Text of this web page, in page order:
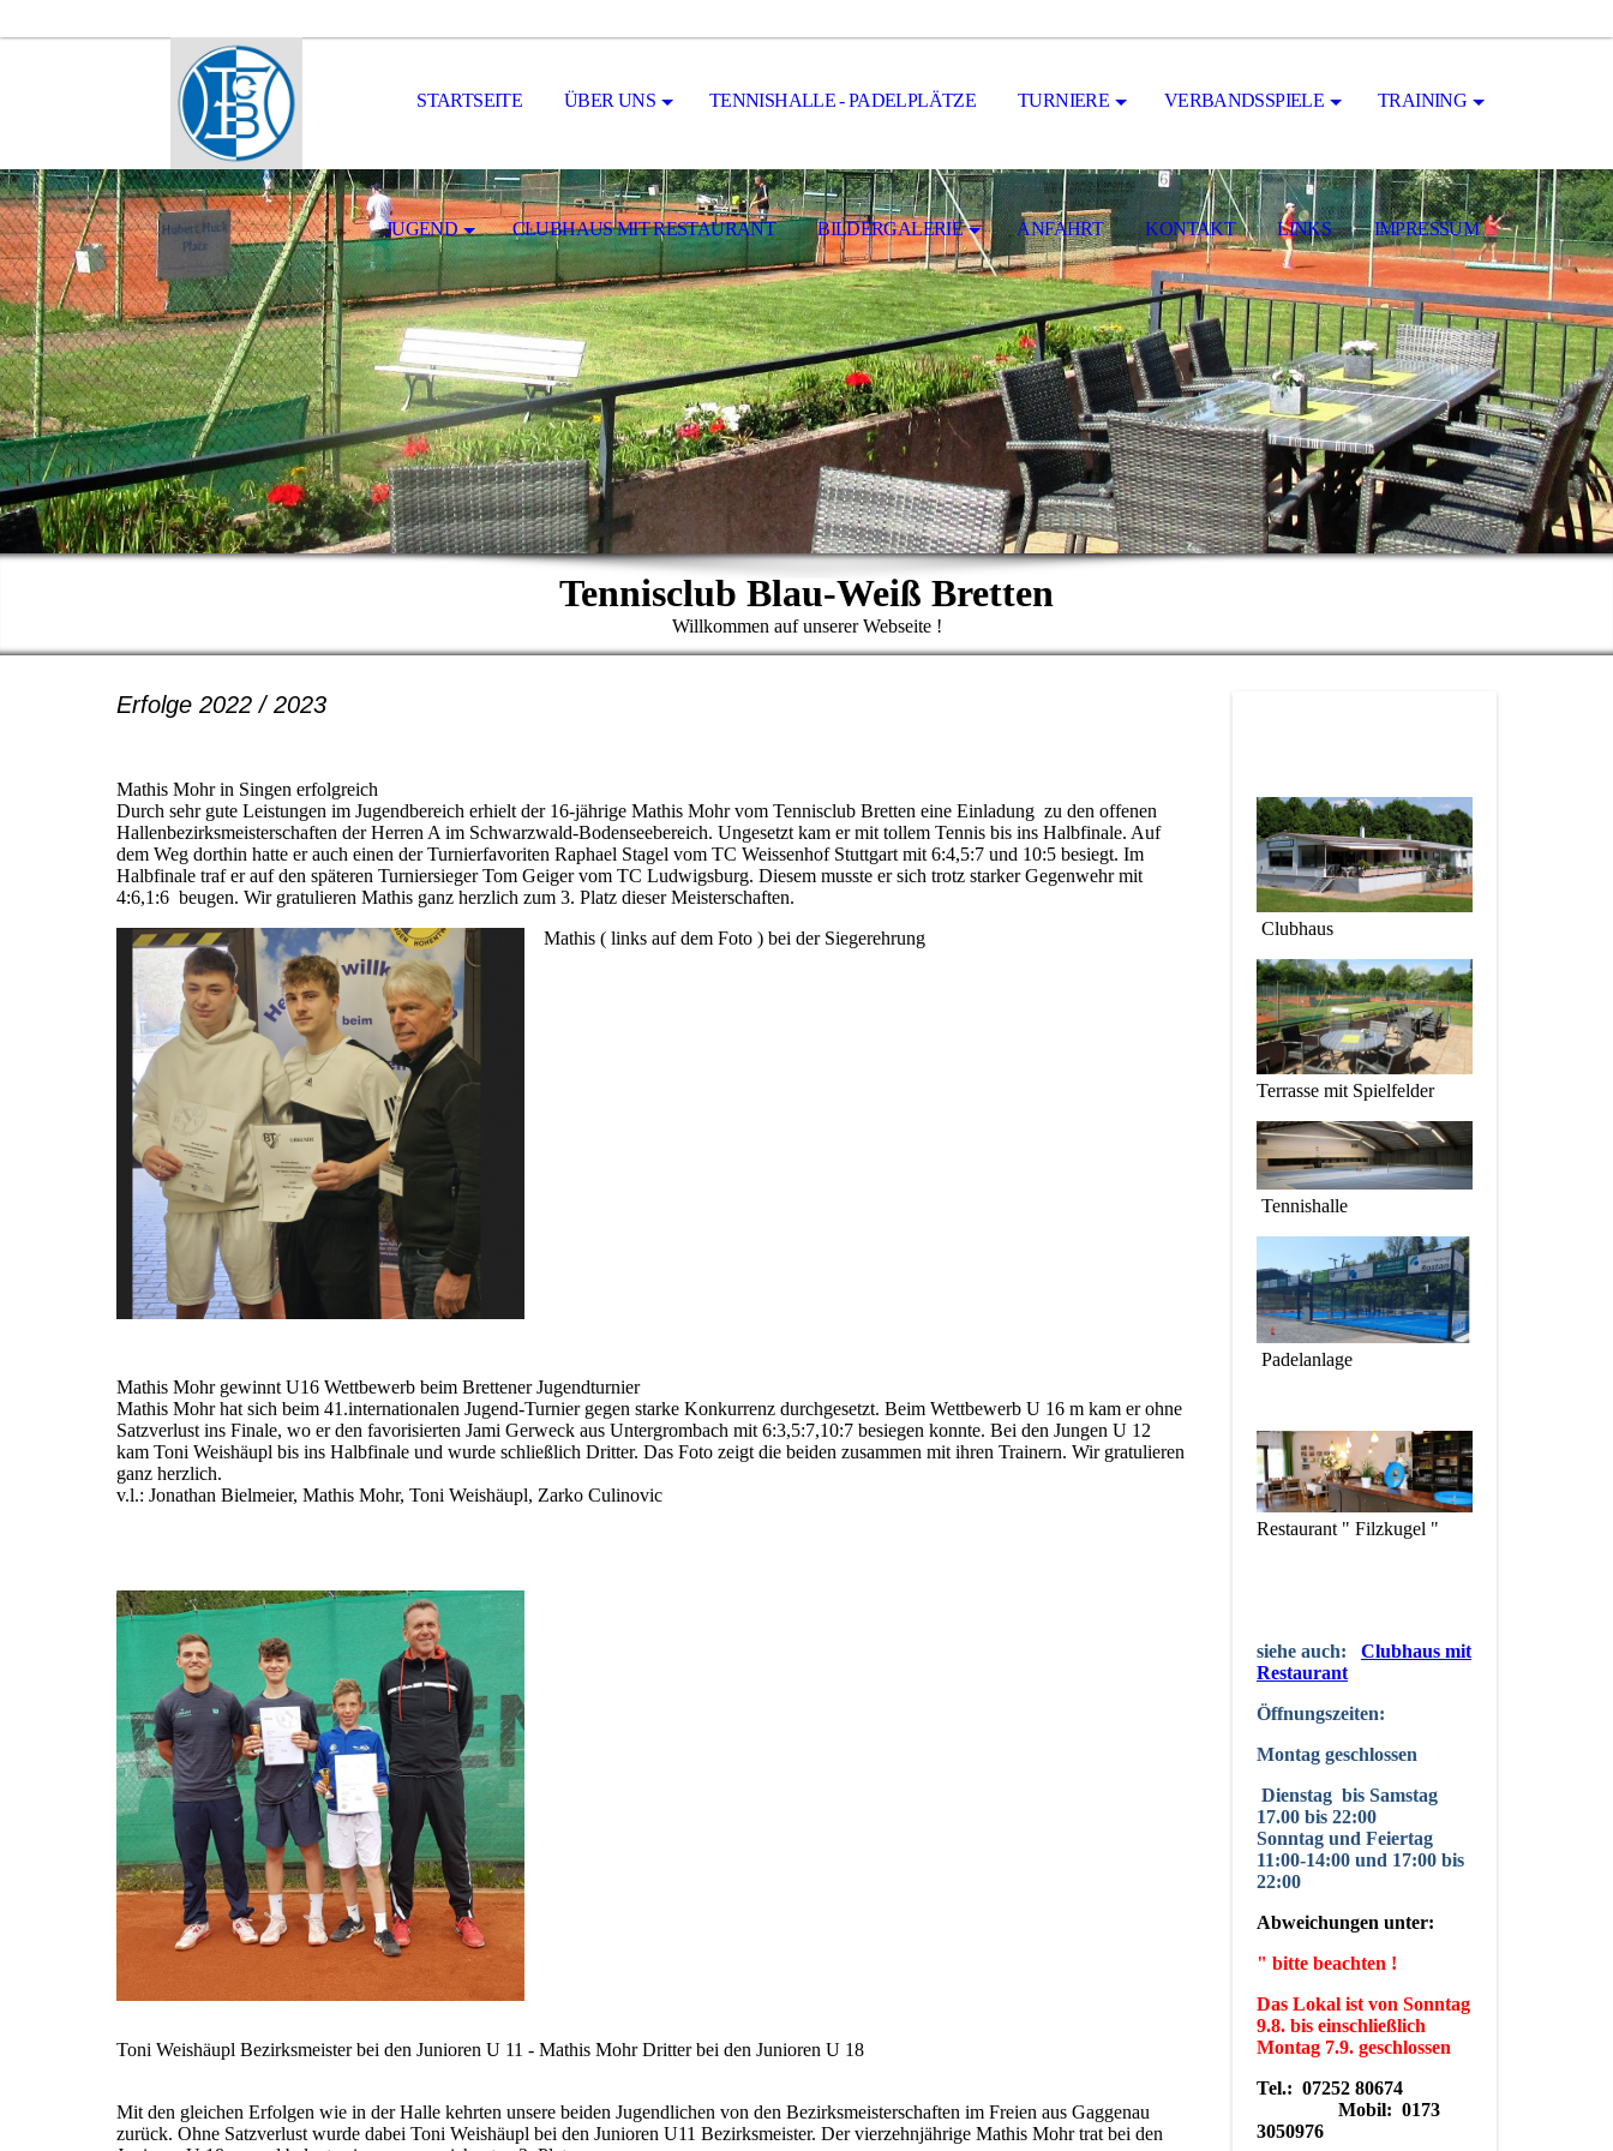
STARTSEITE ÜBER UNS TENNISHALLE - PADELPLÄTZE TURNIERE VERBANDSSPIELE TRAINING
JUGEND CLUBHAUS MIT RESTAURANT BILDERGALERIE ANFAHRT KONTAKT LINKS IMPRESSUM
Tennisclub Blau-Weiß Bretten
Willkommen auf unserer Webseite !
Erfolge 2022 / 2023
Mathis Mohr in Singen erfolgreich
Durch sehr gute Leistungen im Jugendbereich erhielt der 16-jährige Mathis Mohr vom Tennisclub Bretten eine Einladung zu den offenen
Hallenbezirksmeisterschaften der Herren A im Schwarzwald-Bodenseebereich. Ungesetzt kam er mit tollem Tennis bis ins Halbfinale. Auf
dem Weg dorthin hatte er auch einen der Turnierfavoriten Raphael Stagel vom TC Weissenhof Stuttgart mit 6:4,5:7 und 10:5 besiegt. Im
Halbfinale traf er auf den späteren Turniersieger Tom Geiger vom TC Ludwigsburg. Diesem musste er sich trotz starker Gegenwehr mit
4:6,1:6 beugen. Wir gratulieren Mathis ganz herzlich zum 3. Platz dieser Meisterschaften.
Mathis ( links auf dem Foto ) bei der Siegerehrung
Mathis Mohr gewinnt U16 Wettbewerb beim Brettener Jugendturnier
Mathis Mohr hat sich beim 41.internationalen Jugend-Turnier gegen starke Konkurrenz durchgesetzt. Beim Wettbewerb U 16 m kam er ohne
Satzverlust ins Finale, wo er den favorisierten Jami Gerweck aus Untergrombach mit 6:3,5:7,10:7 besiegen konnte. Bei den Jungen U 12
kam Toni Weishäupl bis ins Halbfinale und wurde schließlich Dritter. Das Foto zeigt die beiden zusammen mit ihren Trainern. Wir gratulieren
ganz herzlich.
v.l.: Jonathan Bielmeier, Mathis Mohr, Toni Weishäupl, Zarko Culinovic
Toni Weishäupl Bezirksmeister bei den Junioren U 11 - Mathis Mohr Dritter bei den Junioren U 18
Mit den gleichen Erfolgen wie in der Halle kehrten unsere beiden Jugendlichen von den Bezirksmeisterschaften im Freien aus Gaggenau
zurück. Ohne Satzverlust wurde dabei Toni Weishäupl bei den Junioren U11 Bezirksmeister. Der vierzehnjährige Mathis Mohr trat bei den
Clubhaus
Terrasse mit Spielfelder
Tennishalle
Padelanlage
Restaurant " Filzkugel "
siehe auch: Clubhaus mit
Restaurant
Öffnungszeiten:
Montag geschlossen
Dienstag bis Samstag
17.00 bis 22:00
Sonntag und Feiertag
11:00-14:00 und 17:00 bis
22:00
Abweichungen unter:
" bitte beachten !
Das Lokal ist von Sonntag
9.8. bis einschließlich
Montag 7.9. geschlossen
Tel.: 07252 80674
Mobil: 0173
3050976